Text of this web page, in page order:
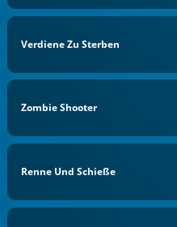
Verdiene Zu Sterben
Zombie Shooter
Renne Und Schieße